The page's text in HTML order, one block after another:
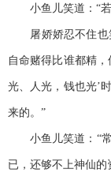
小鱼儿笑道：“若
屠娇娇忍不住也笑
自命赌得比谁都精
光、人光，钱也光’
来的。”
小鱼儿笑道：“常
已，还够不上神仙的